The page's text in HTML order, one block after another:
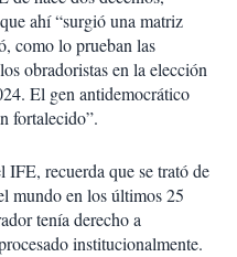
ahí “surgió una matriz
como lo prueban las
obradoristas en la elección
El gen antidemocrático
fortalecido”.
recuerda que se trató de
mundo en los últimos 25
tenía derecho a
institucionalmente.